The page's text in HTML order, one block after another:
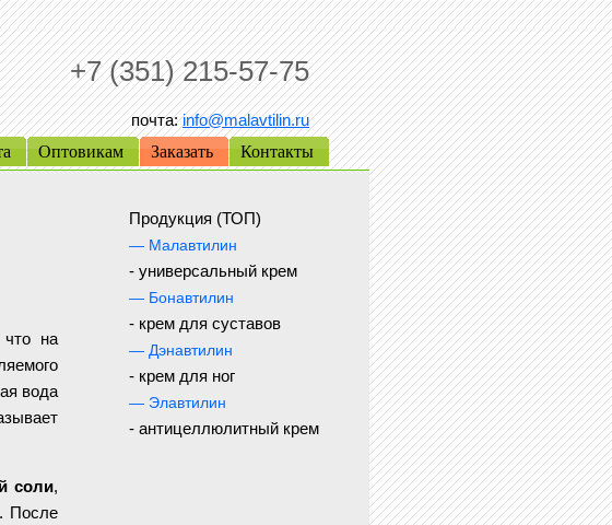
+7 (351) 215-57-75
почта:info@malavtilin.ru
Оптовикам Заказать Контакты
на
вода
соли,
После
Продукция (ТОП)
— Малавтилин
- универсальный крем
— Бонавтилин
- крем для суставов
— Дэнавтилин
- крем для ног
— Элавтилин
- антицеллюлитный крем